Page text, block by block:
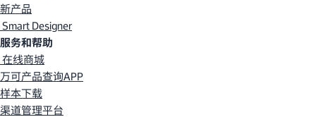
新产品
Smart Designer
服务和帮助
在线商城
万可产品查询APP
样本下载
渠道管理平台